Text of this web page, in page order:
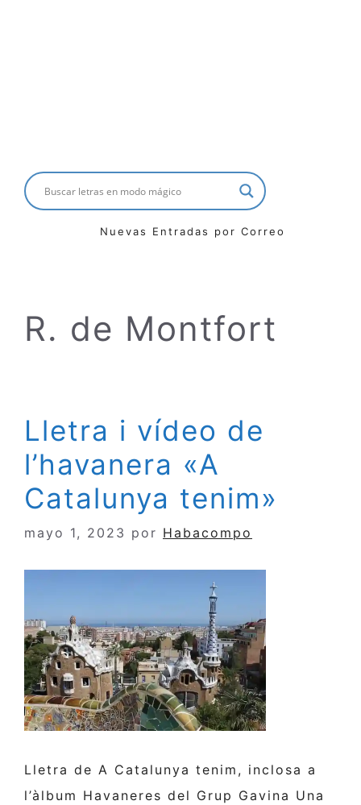
Nuevas Entradas por Correo
R. de Montfort
Lletra i vídeo de
l’havanera «A
Catalunya tenim»
mayo 1, 2023 por Habacompo
Lletra de A Catalunya tenim, inclosa a
l’àlbum Havaneres del Grup Gavina Una